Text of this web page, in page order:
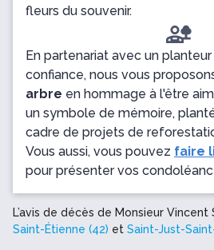
fleurs du souvenir.
En partenariat avec un
confiance, nous vous
arbre en hommage à l'être
un symbole de mémoire,
cadre de projets de
Vous aussi, vous pouvez faire
pour présenter vos
L’avis de décès de Monsieur Vincent
Saint-Étienne (42) et Saint-Just-